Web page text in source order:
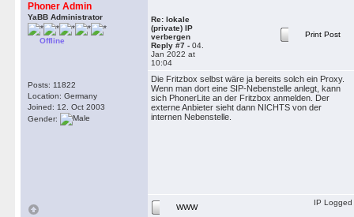
Phoner Admin
YaBB Administrator
Offline
Posts: 11822
Location: Germany
Joined: 12. Oct 2003
Gender:
Re: lokale
(private) IP
verbergen
Reply #7 - 04.
Jan 2022 at
10:04
Print Post
Die Fritzbox selbst wäre ja bereits solch ein Proxy.
Wenn man dort eine SIP-Nebenstelle anlegt, kann
sich PhonerLite an der Fritzbox anmelden. Der
externe Anbieter sieht dann NICHTS von der
internen Nebenstelle.
WWW
IP Logged